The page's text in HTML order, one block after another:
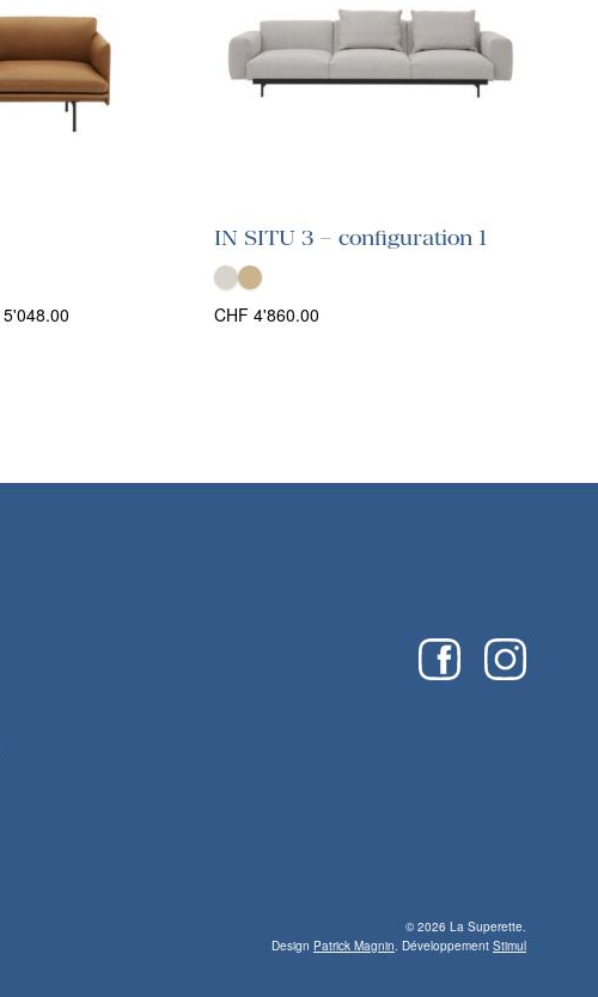
5'048.00
IN SITU 3 – configuration 1
CHF 4'860.00
© 2026 La Superette.
Design Patrick Magnin . Développement Stimul